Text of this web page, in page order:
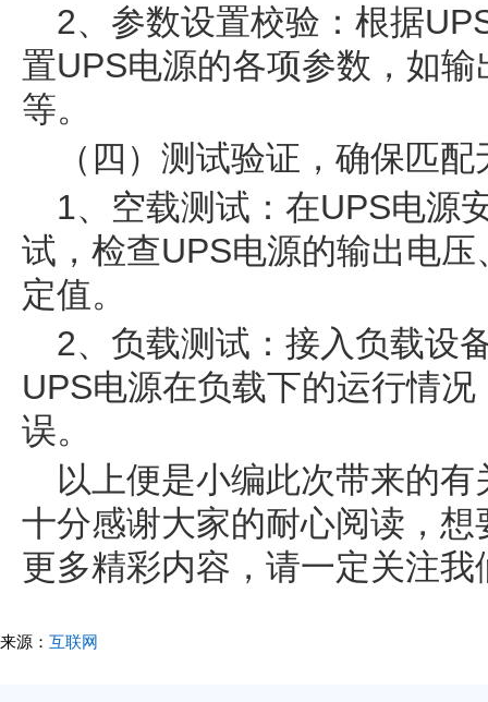
2、参数设置校验：根据
置UPS电源的各项参数，如
等。
（四）测试验证，确保匹配
1、空载测试：在UPS电源
试，检查UPS电源的输出电
定值。
2、负载测试：接入负载设
UPS电源在负载下的运行情
误。
以上便是小编此次带来的有
十分感谢大家的耐心阅读，
更多精彩内容，请一定关注我
来源： 互联网